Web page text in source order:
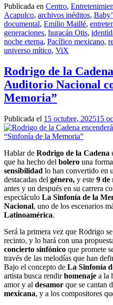
Publicada en Centro,
Acapulco, archivos inéditos,
documental, Emilio Maillé,
generaciones, huracán Otis,
noche eterna, Pacífico mexicano,
universo mítico, ViX
Rodrigo de la
Auditorio Nacional
Memoria”
Publicada el 15 octubre, 202515
Hablar de Rodrigo de la Cadena
que ha hecho del bolero una
sensibilidad lo han convertido en
destacadas del género, y este 9 de
antes y un después en su carrera
espectáculo La Sinfonía de la
Nacional, uno de los escenarios
Latinoamérica.
Será la primera vez que Rodrigo
recinto, y lo hará con una
concierto sinfónico que promete
través de las melodías que han
Bajo el concepto de La Sinfonía
artista busca rendirhomenaje a la
amor y al desamor que se cantan
mexicana, y a los compositores